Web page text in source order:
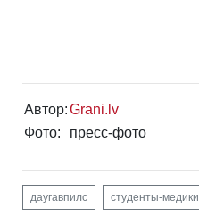
Автор:Grani.lv
Фото:
пресс-фото
даугавпилс студенты-медики